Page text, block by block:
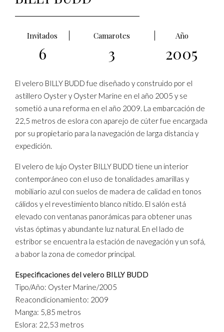
Invitados Camarotes Año
6 3 2005
El velero BILLY BUDD fue diseñado y construido por el
astillero Oyster y Oyster Marine en el año 2005 y se
sometió a una reforma en el año 2009. La embarcación de
22,5 metros de eslora con aparejo de cúter fue encargada
por su propietario para la navegación de larga distancia y
expedición.
El velero de lujo Oyster BILLY BUDD tiene un interior
contemporáneo con el uso de tonalidades amarillas y
mobiliario azul con suelos de madera de calidad en tonos
cálidos y el revestimiento blanco nítido. El salón está
elevado con ventanas panorámicas para obtener unas
vistas óptimas y abundante luz natural. En el lado de
estribor se encuentra la estación de navegación y un sofá,
a babor la zona de comedor principal.
Especificaciones del velero BILLY BUDD
Tipo/Año: Oyster Marine/2005
Reacondicionamiento: 2009
Manga: 5,85 metros
Eslora: 22,53 metros